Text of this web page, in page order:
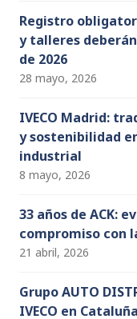
Registro
y talleres
de 2026
28 mayo, 2026
IVECO Madrid:
y sostenibilidad
industrial
8 mayo, 2026
33 años de ACK:
compromiso con
21 abril, 2026
Grupo AUTO
IVECO en